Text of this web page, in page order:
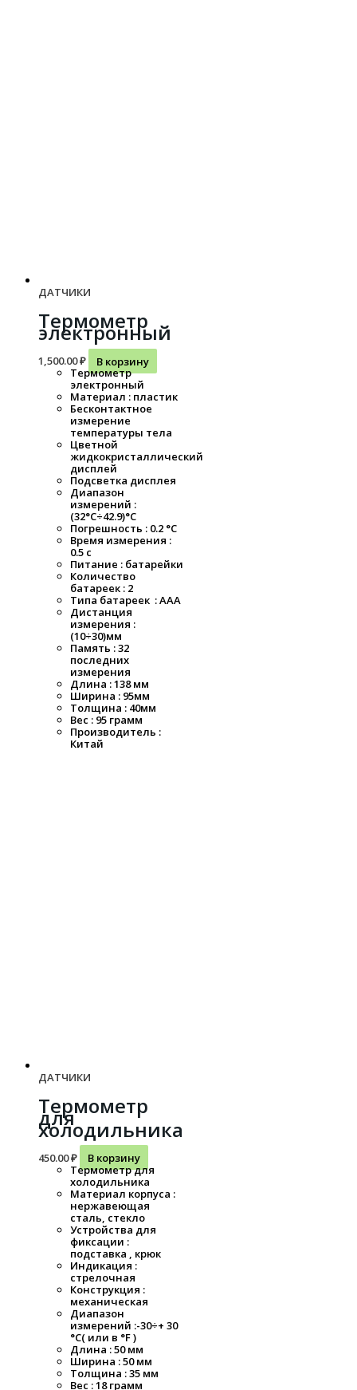
ДАТЧИКИ
Термометр
электронный
1,500.00₽
В корзину
Термометр
электронный
Материал : пластик
Бесконтактное
измерение
температуры тела
Цветной
жидкокристаллический
дисплей
Подсветка дисплея
Диапазон
измерений :
(32°С÷42.9)°С
Погрешность : 0.2 °С
Время измерения :
0.5 с
Питание : батарейки
Количество
батареек : 2
Типа батареек : ААА
Дистанция
измерения :
(10÷30)мм
Память : 32
последних
измерения
Длина : 138 мм
Ширина : 95мм
Толщина : 40мм
Вес : 95 грамм
Производитель :
Китай
ДАТЧИКИ
Термометр
для
холодильника
450.00₽
В корзину
Термометр для
холодильника
Материал корпуса :
нержавеющая
сталь, стекло
Устройства для
фиксации :
подставка , крюк
Индикация :
стрелочная
Конструкция :
механическая
Диапазон
измерений :-30÷+ 30
°C( или в °F )
Длина : 50 мм
Ширина : 50 мм
Толщина : 35 мм
Вес : 18 грамм